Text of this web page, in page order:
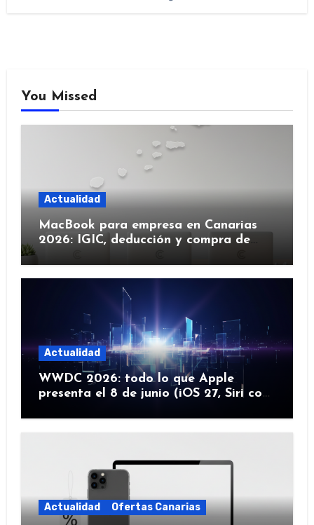
You Missed
Actualidad
MacBook para empresa en Canarias
2026: IGIC, deducción y compra de
Actualidad
WWDC 2026: todo lo que Apple
presenta el 8 de junio (iOS 27, Siri con
Actualidad Ofertas Canarias